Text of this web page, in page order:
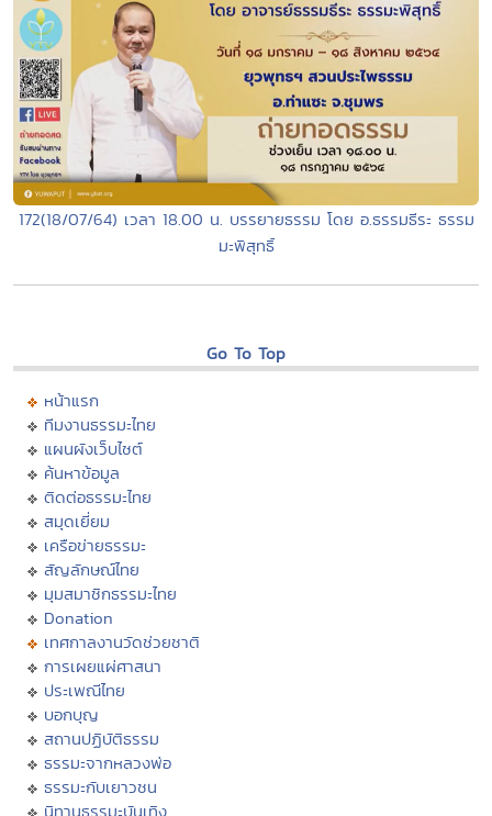
172(18/07/64) เวลา 18.00 น. บรรยายธรรม โดย อ.ธรรมธีระ ธรรม
มะพิสุทธิ์
Go To Top
หน้าแรก
ทีมงานธรรมะไทย
แผนผังเว็บไซต์
ค้นหาข้อมูล
ติดต่อธรรมะไทย
สมุดเยี่ยม
เครือข่ายธรรมะ
สัญลักษณ์ไทย
มุมสมาชิกธรรมะไทย
Donation
เทศกาลงานวัดช่วยชาติ
การเผยแผ่ศาสนา
ประเพณีไทย
บอกบุญ
สถานปฏิบัติธรรม
ธรรมะจากหลวงพ่อ
ธรรมะกับเยาวชน
นิทานธรรมะบันเทิง